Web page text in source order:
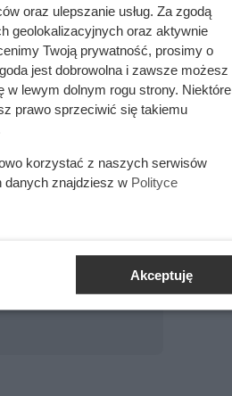
być też gotowany,
Poniżej
przyrządzania.
oraz ulepszanie usług. Za zgodą
geolokalizacyjnych oraz aktywnie
Twoją prywatność, prosimy o
jest dobrowolna i zawsze możesz
lewym dolnym rogu strony. Niektóre
prawo sprzeciwić się takiemu
korzystać z naszych serwisów
danych znajdziesz w Polityce
Akceptuję